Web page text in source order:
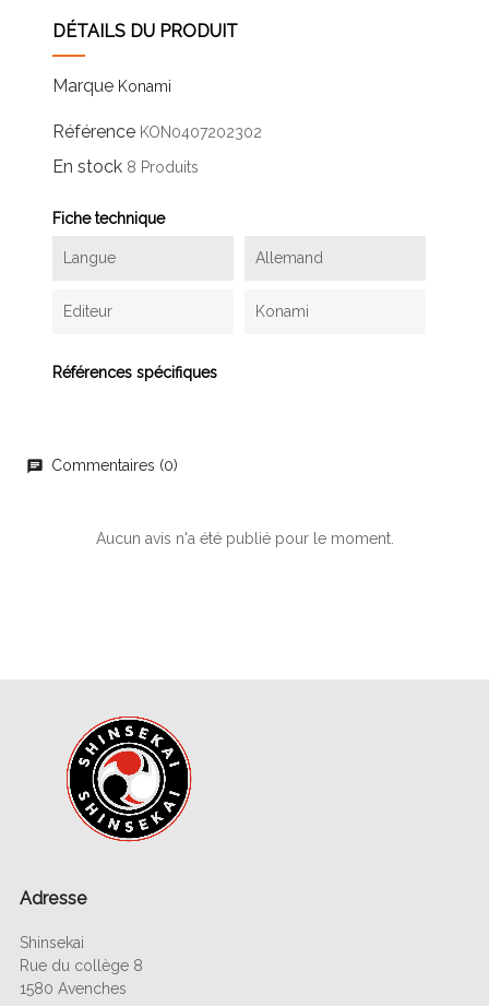
DÉTAILS DU PRODUIT
Marque Konami
Référence KON0407202302
En stock 8 Produits
Fiche technique
Langue Allemand
Editeur Konami
Références spécifiques
chat Commentaires (0)
Aucun avis n'a été publié pour le moment.
Adresse
Shinsekai
Rue du collège 8
1580 Avenches